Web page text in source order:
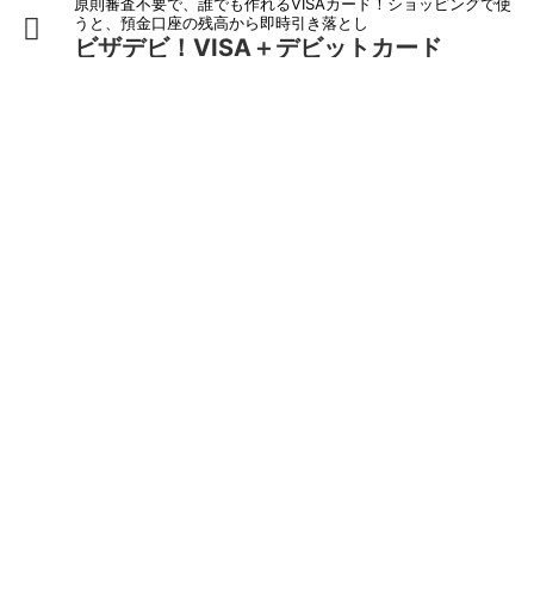
うと、預金口座の残高から即時引き落とし
ビザデビ！VISA＋デビットカード